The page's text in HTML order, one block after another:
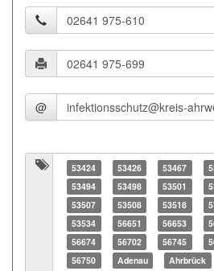
@
53424 53426 53467
53494
53498 53501
53507
53508 53518
53534
56651 56653
56674
56702 56745
56750
Adenau Ahrbrück